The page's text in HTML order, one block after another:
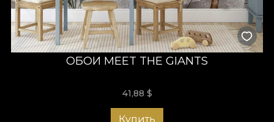
ОБОИ MEET THE GIANTS
41,88 $
Купить